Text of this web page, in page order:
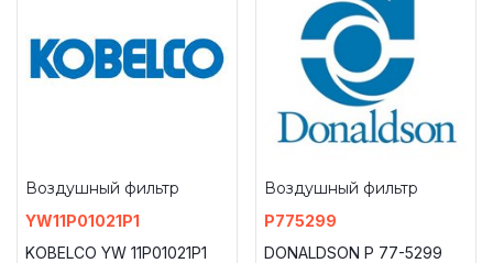
Воздушный фильтр
YW11P01021P1
KOBELCO YW 11P01021P1
Воздушный фильтр
P775299
DONALDSON P 77-5299